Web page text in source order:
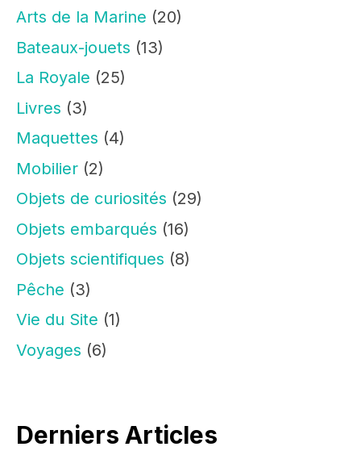
Arts de la Marine (20)
Bateaux-jouets (13)
La Royale (25)
Livres (3)
Maquettes (4)
Mobilier (2)
Objets de curiosités (29)
Objets embarqués (16)
Objets scientifiques (8)
Pêche (3)
Vie du Site (1)
Voyages (6)
Derniers Articles